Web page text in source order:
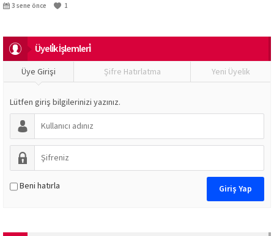
3 sene önce 1
Üyeli̇k İşlemleri̇
Üye Girişi Şifre Hatırlatma Yeni Üyelik
Lütfen giriş bilgilerinizi yazınız.
Beni hatırla